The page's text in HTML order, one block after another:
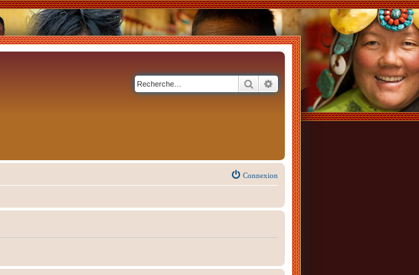
RechercherRecherche avancée
Connexion